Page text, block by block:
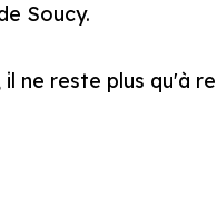
Soucy.
ne reste plus qu'à